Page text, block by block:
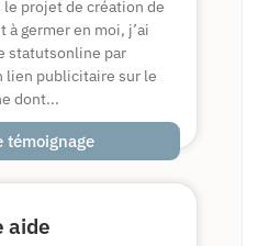
projet de création de
germer en moi, j’ai
statutsonline par
lien publicitaire sur le
dont...
témoignage
aide